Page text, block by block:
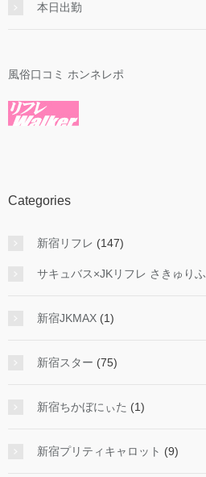
本日出勤
風俗口コミ ホンネレポ
Categories
新宿リフレ (147)
サキュバス×JKリフレ さきゅりふ
新宿JKMAX (1)
新宿スター (75)
新宿ちかぼにぃた (1)
新宿プリティキャロット (9)